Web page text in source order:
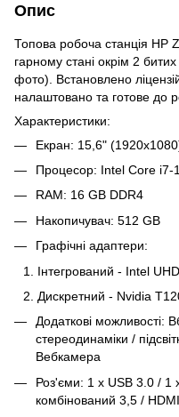
Опис
Топова робоча станція HP
гарному стані окрім 2
фото). Встановлено
налаштовано та готове до
Характеристики:
Екран: 15,6"
Процесор: Intel Сore i7-
RAM: 16 GB DDR4
Накопичувач: 512 GB
Графічні адаптери:
Інтегрований - Intel
Дискретний - Nvidia
Додаткові можливості:
стереодинаміки /
Вебкамера
Роз'єми: 1 x USB 3.0 / 1
комбінований 3,5 /